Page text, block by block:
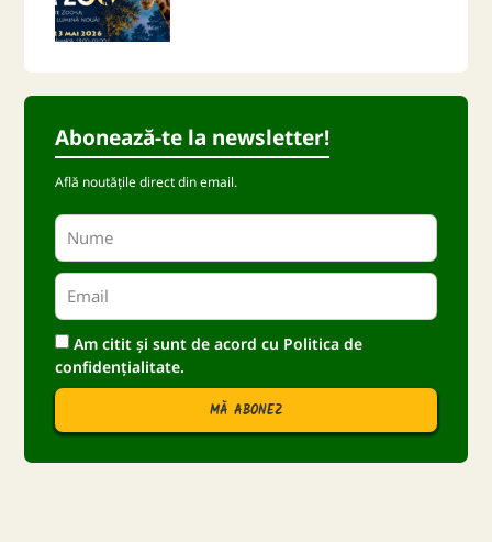
Abonează-te la newsletter!
Află noutățile direct din email.
Am citit și sunt de acord cu Politica de
confidențialitate.
MĂ ABONEZ